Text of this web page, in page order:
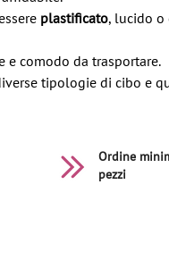
plastificato, lucido o
e comodo da trasportare.
tipologie di cibo e
Ordine
pezzi